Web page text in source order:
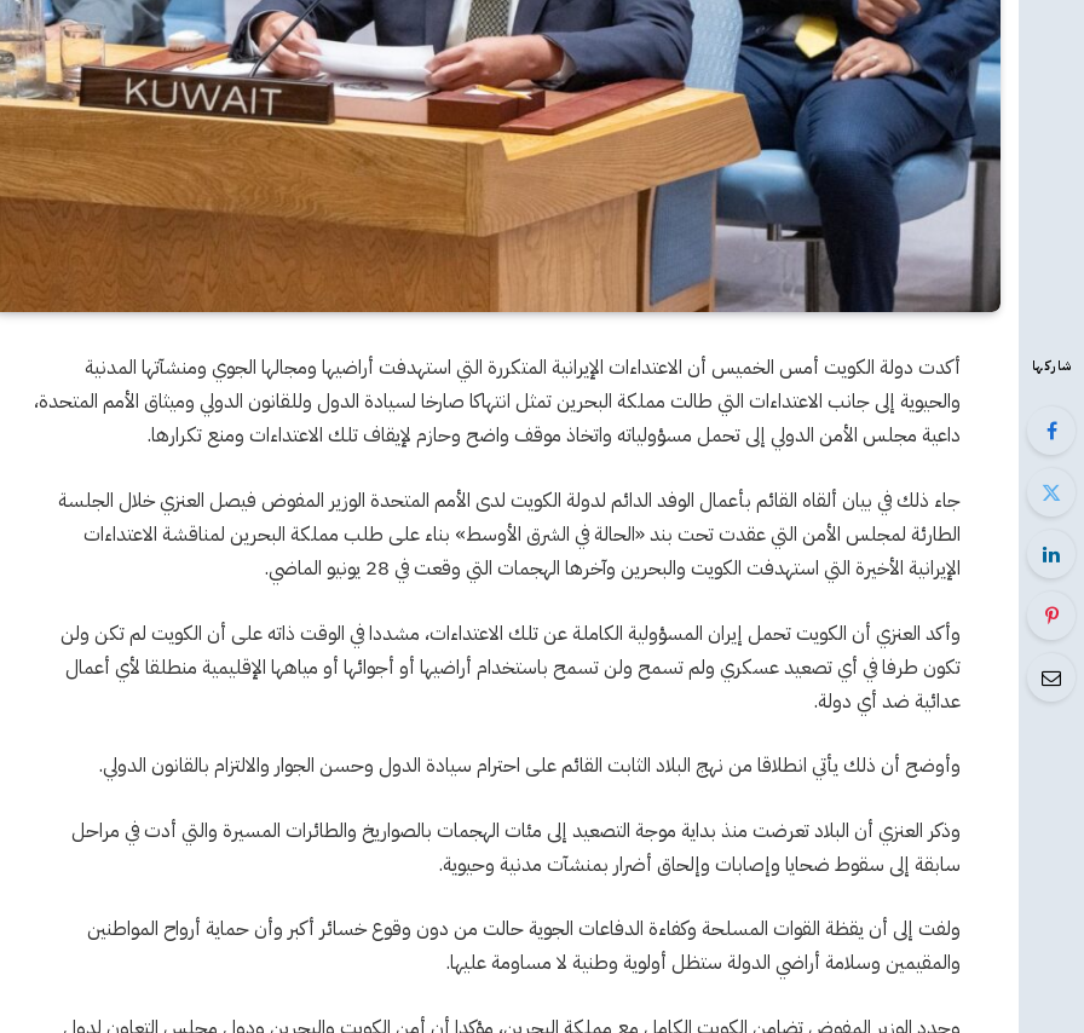
شاركها
أكدت دولة الكويت أمس الخميس أن الاعتداءات الإيرانية المتكررة التي استهدفت أراضيها ومجالها الجوي ومنشآتها المدنية
والحيوية إلى جانب الاعتداءات التي طالت مملكة البحرين تمثل انتهاكا صارخا لسيادة الدول وللقانون الدولي وميثاق الأمم المتحدة،
داعية مجلس الأمن الدولي إلى تحمل مسؤولياته واتخاذ موقف واضح وحازم لإيقاف تلك الاعتداءات ومنع تكرارها.
جاء ذلك في بيان ألقاه القائم بأعمال الوفد الدائم لدولة الكويت لدى الأمم المتحدة الوزير المفوض فيصل العنزي خلال الجلسة
الطارئة لمجلس الأمن التي عقدت تحت بند «الحالة في الشرق الأوسط» بناء على طلب مملكة البحرين لمناقشة الاعتداءات
الإيرانية الأخيرة التي استهدفت الكويت والبحرين وآخرها الهجمات التي وقعت في 28 يونيو الماضي.
وأكد العنزي أن الكويت تحمل إيران المسؤولية الكاملة عن تلك الاعتداءات، مشددا في الوقت ذاته على أن الكويت لم تكن ولن
تكون طرفا في أي تصعيد عسكري ولم تسمح ولن تسمح باستخدام أراضيها أو أجوائها أو مياهها الإقليمية منطلقا لأي أعمال
عدائية ضد أي دولة.
وأوضح أن ذلك يأتي انطلاقا من نهج البلاد الثابت القائم على احترام سيادة الدول وحسن الجوار والالتزام بالقانون الدولي.
وذكر العنزي أن البلاد تعرضت منذ بداية موجة التصعيد إلى مئات الهجمات بالصواريخ والطائرات المسيرة والتي أدت في مراحل
سابقة إلى سقوط ضحايا وإصابات وإلحاق أضرار بمنشآت مدنية وحيوية.
ولفت إلى أن يقظة القوات المسلحة وكفاءة الدفاعات الجوية حالت من دون وقوع خسائر أكبر وأن حماية أرواح المواطنين
والمقيمين وسلامة أراضي الدولة ستظل أولوية وطنية لا مساومة عليها.